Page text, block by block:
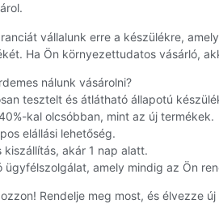
vállalunk erre a készülékre,
Ha Ön környezettudatos vásárló,
nálunk vásárolni?
tesztelt és átlátható állapotú
kal olcsóbban, mint az új termékek.
elállási lehetőség.
kiszállítás, akár 1 nap alatt.
ügyfélszolgálat, amely mindig az Ön
Rendelje meg most, és élvezze